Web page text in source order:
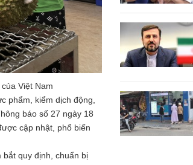
Việt Nam
phẩm, kiểm dịch động,
báo số 27 ngày 18
cập nhật, phổ biến
quy định, chuẩn bị